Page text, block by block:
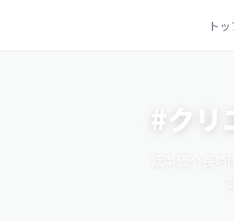
ト
#クリ
低単価や長